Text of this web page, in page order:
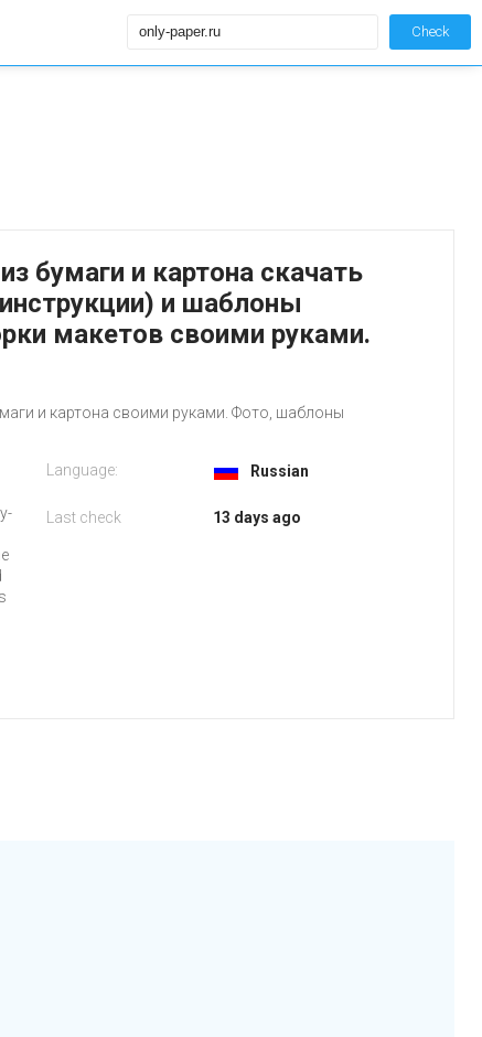
Check
бумаги и картона скачать
и шаблоны
макетов своими руками.
и картона своими руками. Фото, шаблоны
Language: Russian
Last check 13 days ago